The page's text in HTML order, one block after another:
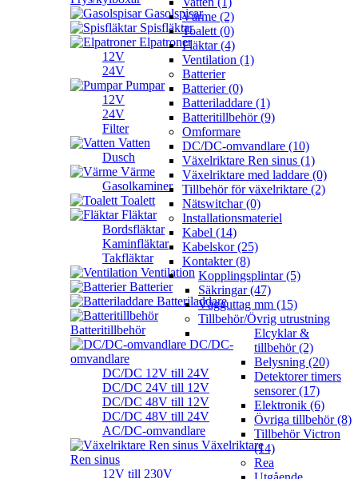
Gasolspisar
Spisfläktar
Elpatroner
12V
24V
Pumpar
12V
24V
Filter
Vatten
Dusch
Värme
Gasolkaminer
Toalett
Fläktar
Bordsfläktar
Kaminfläktar
Takfläktar
Ventilation
Batterier
Batteriladdare
Batteritillbehör
DC/DC-
omvandlare
DC/DC 12V till 24V
DC/DC 24V till 12V
DC/DC 48V till 12V
DC/DC 48V till 24V
AC/DC-omvandlare
Växelriktare
Ren sinus
12V till 230V
Värme (2)
Toalett (0)
Fläktar (4)
Ventilation (1)
Batterier
Batterier (0)
Batteriladdare (1)
Batteritillbehör (9)
Omformare
DC/DC-omvandlare (10)
Växelriktare Ren sinus (1)
Växelriktare med laddare (0)
Tillbehör för växelriktare (2)
Nätswitchar (0)
Installationsmateriel
Kabel (14)
Kabelskor (25)
Kontakter (8)
Kopplingsplintar (5)
Säkringar (47)
Vägguttag mm (15)
Tillbehör/Övrig utrustning
Elcyklar &
tillbehör (2)
Belysning (20)
Detektorer timers
sensorer (17)
Elektronik (6)
Övriga tillbehör (8)
Tillbehör Victron
(14)
Rea